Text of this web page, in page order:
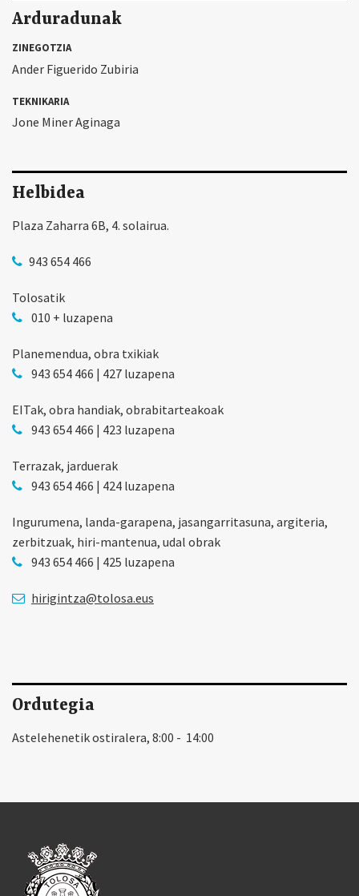
Arduradunak
ZINEGOTZIA
Ander Figuerido Zubiria
TEKNIKARIA
Jone Miner Aginaga
Helbidea
Plaza Zaharra 6B, 4. solairua.
943 654 466
Tolosatik
010 + luzapena
Planemendua, obra txikiak
943 654 466 | 427 luzapena
EITak, obra handiak, obrabitarteakoak
943 654 466 | 423 luzapena
Terrazak, jarduerak
943 654 466 | 424 luzapena
Ingurumena, landa-garapena, jasangarritasuna, argiteria,
zerbitzuak, hiri-mantenua, udal obrak
943 654 466 | 425 luzapena
hirigintza@tolosa.eus
Ordutegia
Astelehenetik ostiralera, 8:00 - 14:00